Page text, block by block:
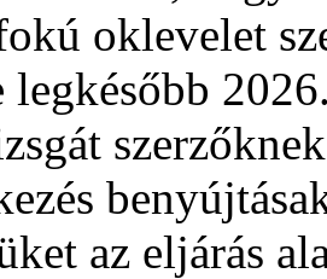
oklevelet
legkésőbb
az eljárás